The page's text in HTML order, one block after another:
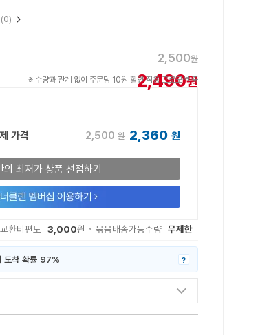
(0)
2,500원
2,490원
※ 수량과 관계 없이 주문당 10원 할인 적용 프로모션 중
가격 2,500원 2,360 원
의 최저가 상품 선점하기
환비편도 3,000원 묶음배송가능수량 무제한
도착 확률 97% ?